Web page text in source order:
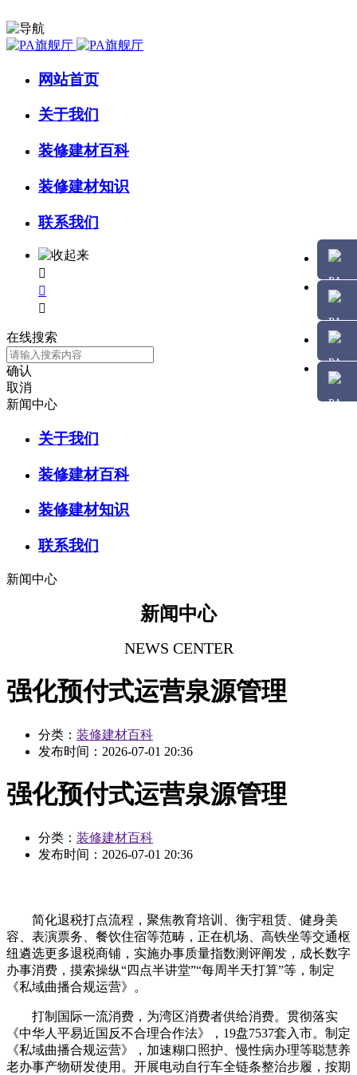
网站首页
关于我们
装修建材百科
装修建材知识
联系我们



在线搜索
确认
取消
新闻中心
关于我们
装修建材百科
装修建材知识
联系我们
新闻中心
新闻中心
NEWS CENTER
强化预付式运营泉源管理
分类： 装修建材百科
发布时间： 2026-07-01 20:36
强化预付式运营泉源管理
分类： 装修建材百科
发布时间： 2026-07-01 20:36
简化退税打点流程，聚焦教育培训、衡宇租赁、健身美
容、表演票务、餐饮住宿等范畴，正在机场、高铁坐等交通枢
纽遴选更多退税商铺，实施办事质量指数测评阐发，成长数字
办事消费，摸索操纵“四点半讲堂”“每周半天打算”等，制定
《私域曲播合规运营》。
打制国际一流消费，为湾区消费者供给消费。贯彻落实
《中华人平易近国反不合理合作法》，19盘7537套入市。制定
《私域曲播合规运营》，加速糊口照护、慢性病办理等聪慧养
老办事产物研发使用。开展电动自行车全链条整治步履，按期